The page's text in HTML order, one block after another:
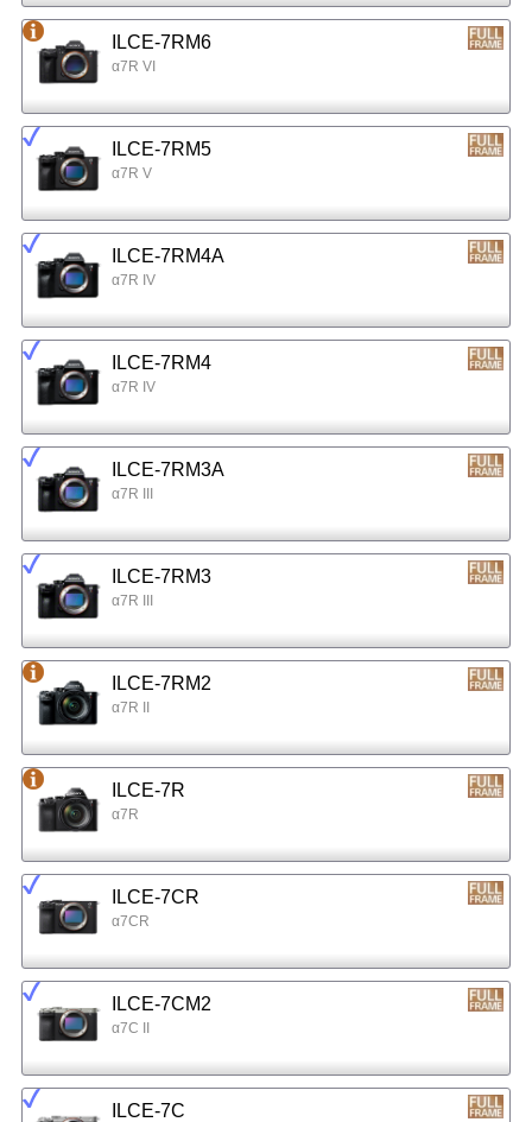
ILCE-7RM6
α7R VI
ILCE-7RM5
α7R V
ILCE-7RM4A
α7R IV
ILCE-7RM4
α7R IV
ILCE-7RM3A
α7R III
ILCE-7RM3
α7R III
ILCE-7RM2
α7R II
ILCE-7R
α7R
ILCE-7CR
α7CR
ILCE-7CM2
α7C II
ILCE-7C